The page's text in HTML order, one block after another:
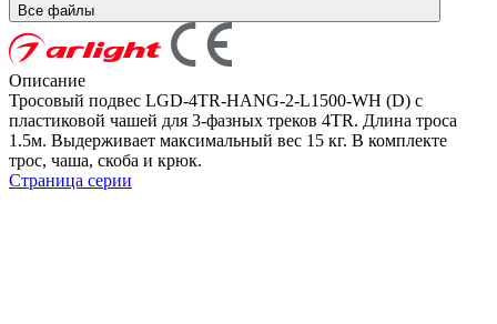
Все файлы
Описание
Тросовый подвес LGD-4TR-HANG-2-L1500-WH (D) с
пластиковой чашей для 3-фазных треков 4TR. Длина троса
1.5м. Выдерживает максимальный вес 15 кг. В комплекте
трос, чаша, скоба и крюк.
Страница серии